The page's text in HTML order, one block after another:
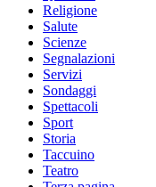
Religione
Salute
Scienze
Segnalazioni
Servizi
Sondaggi
Spettacoli
Sport
Storia
Taccuino
Teatro